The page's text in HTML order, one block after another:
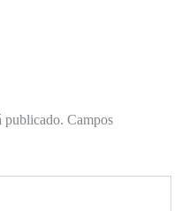
publicado. Campos